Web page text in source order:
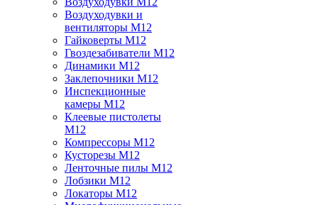
Воздуходувки и
вентиляторы M12
Гайковерты M12
Гвоздезабиватели M12
Динамики M12
Заклепочники M12
Инспекционные
камеры M12
Клеевые пистолеты
M12
Компрессоры M12
Кусторезы M12
Ленточные пилы M12
Лобзики M12
Локаторы M12